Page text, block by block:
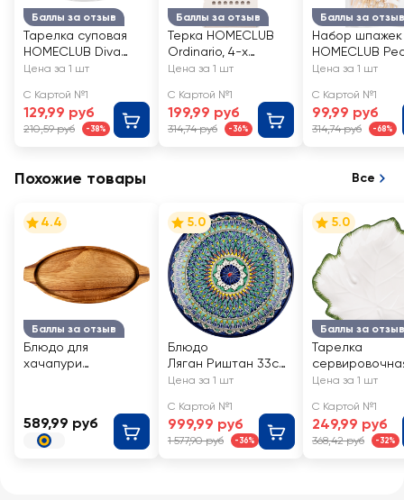
Баллы за отзыв
Тарелка суповая
HOMECLUB Diva
20см, стекло, Арт.
Цена за 1 шт
С Картой №1
129,99 руб
210,59 руб -38%
Баллы за отзыв
Терка HOMECLUB
Ordinario, 4-х
гранная,
нержавеющая
сталь, пластик
Цена за 1 шт
С Картой №1
199,99 руб
314,74 руб -36%
Баллы за отзыв
Набор шпажек
HOMECLUB
бамбук, Арт.
Цена за 1 шт
С Картой №1
99,99 руб
314,74 руб -68%
Похожие товары Все
Баллы за отзыв
4.4
Блюдо для
хачапури
589,99 руб
5.0
Блюдо
Ляган Риштан 33см,
Арт. 111957
Цена за 1 шт
С Картой №1
999,99 руб
1 577,90 руб -36%
Баллы за отзыв
5.0
Тарелка
HOMECLUB
Арт. COS34
Цена за 1 шт
С Картой №1
249,99 руб
368,42 руб -32%